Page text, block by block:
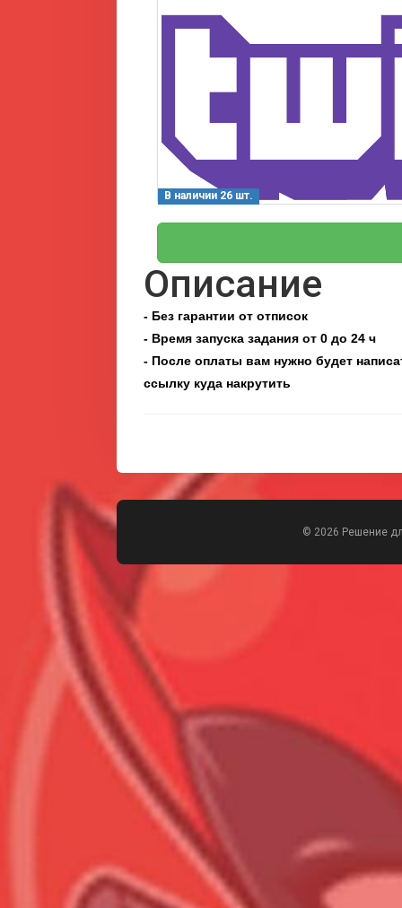
В наличии 26 шт.
Описание
- Без гарантии от отписок
- Время запуска задания от 0 до 24 ч
- После оплаты вам нужно будет
ссылку куда накрутить
© 2026 Решение
Всего позиций в корзине
Всего товара в корзине
Сумма к оплате (без